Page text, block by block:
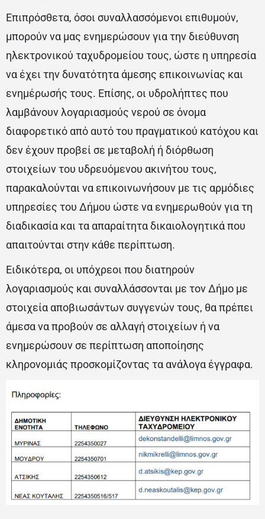
Επιπρόσθετα, όσοι συναλλασσόμενοι επιθυμούν,
μπορούν να μας ενημερώσουν για την διεύθυνση
ηλεκτρονικού ταχυδρομείου τους, ώστε η υπηρεσία
να έχει την δυνατότητα άμεσης επικοινωνίας και
ενημέρωσής τους. Επίσης, οι υδρολήπτες που
λαμβάνουν λογαριασμούς νερού σε όνομα
διαφορετικό από αυτό του πραγματικού κατόχου και
δεν έχουν προβεί σε μεταβολή ή διόρθωση
στοιχείων του υδρευόμενου ακινήτου τους,
παρακαλούνται να επικοινωνήσουν με τις αρμόδιες
υπηρεσίες του Δήμου ώστε να ενημερωθούν για τη
διαδικασία και τα απαραίτητα δικαιολογητικά που
απαιτούνται στην κάθε περίπτωση.
Ειδικότερα, οι υπόχρεοι που διατηρούν
λογαριασμούς και συναλλάσσονται με τον Δήμο με
στοιχεία αποβιωσάντων συγγενών τους, θα πρέπει
άμεσα να προβούν σε αλλαγή στοιχείων ή να
ενημερώσουν σε περίπτωση αποποίησης
κληρονομιάς προσκομίζοντας τα ανάλογα έγγραφα.